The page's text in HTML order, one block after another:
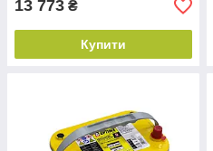
13 773 ₴
Купити